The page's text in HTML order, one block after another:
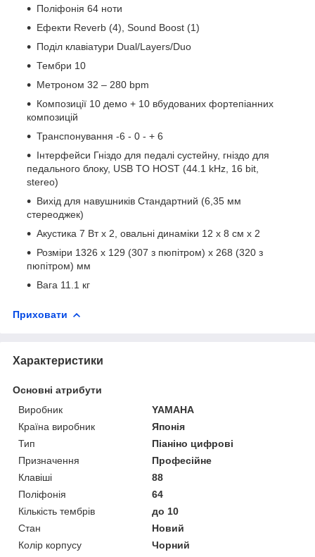
Поліфонія 64 ноти
Ефекти Reverb (4), Sound Boost (1)
Поділ клавіатури Dual/Layers/Duo
Тембри 10
Метроном 32 – 280 bpm
Композиції 10 демо + 10 вбудованих фортепіанних
композицій
Транспонування -6 - 0 - + 6
Інтерфейси Гніздо для педалі сустейну, гніздо для
педального блоку, USB TO HOST (44.1 kHz, 16 bit,
stereo)
Вихід для навушників Стандартний (6,35 мм
стереоджек)
Акустика 7 Вт x 2, овальні динаміки 12 х 8 см x 2
Розміри 1326 x 129 (307 з пюпітром) x 268 (320 з
пюпітром) мм
Вага 11.1 кг
Приховати
Характеристики
Основні атрибути
Виробник
YAMAHA
Країна виробник
Японія
Тип
Піаніно цифрові
Призначення
Професійне
Клавіші
88
Поліфонія
64
Кількість тембрів
до 10
Стан
Новий
Колір корпусу
Чорний